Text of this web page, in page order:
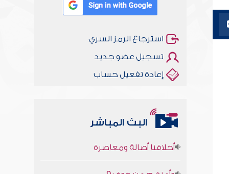
استرجاع الرمز السري
تسجيل عضو جديد
إعادة تفعيل حساب
البث المباشر
أخلاقنا أصالة ومعاصرة